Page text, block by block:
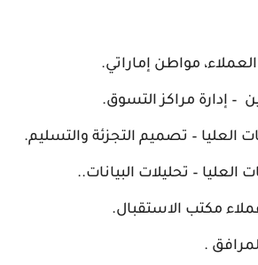
مواطن إماراتي.
– إدارة مراكز التسوق.
العليا – تصميم التجزئة والتسليم.
العليا – تحليلات البيانات..
مكتب الاستقبال.
.